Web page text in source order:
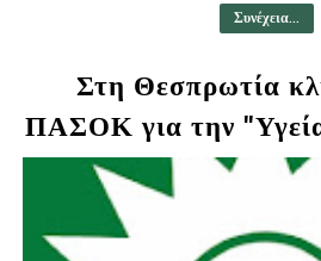
Συνέχεια...
Στη Θεσπρωτία
ΠΑΣΟΚ για την